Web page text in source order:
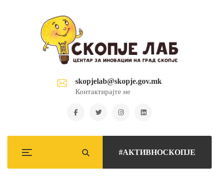
skopjelab@skopje.gov.mk
Контактирајте не
#АКТИВНОСКОПЈЕ